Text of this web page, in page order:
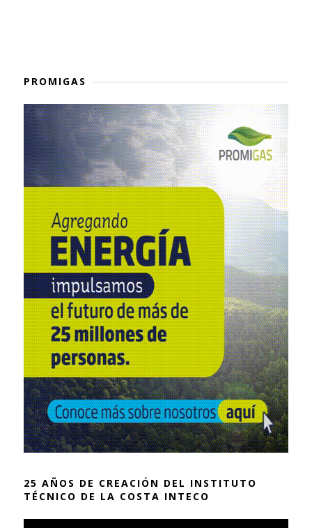
PROMIGAS
25 AÑOS DE CREACIÓN DEL INSTITUTO
TÉCNICO DE LA COSTA INTECO